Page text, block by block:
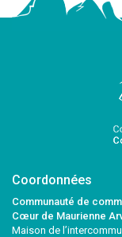
Coordonnées
Communauté de
Cœur de Maurienne
Maison de